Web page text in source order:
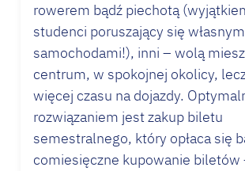
rowerem bądź piechotą
studenci poruszający się
samochodami!), inni – wolą
centrum, w spokojnej okolicy,
więcej czasu na dojazdy.
rozwiązaniem jest zakup biletu
semestralnego, który opłaca się
comiesięczne kupowanie biletów